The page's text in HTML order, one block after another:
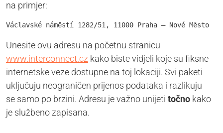
na primjer:
Václavské náměstí 1282/51, 11000 Praha – Nové Město
Unesite ovu adresu na početnu stranicu
www.interconnect.cz kako biste vidjeli koje su fiksne
internetske veze dostupne na toj lokaciji. Svi paketi
uključuju neograničen prijenos podataka i razlikuju
se samo po brzini. Adresu je važno unijeti točno kako
je službeno zapisana.